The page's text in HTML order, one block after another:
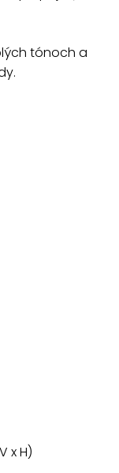
tónoch a
x H)